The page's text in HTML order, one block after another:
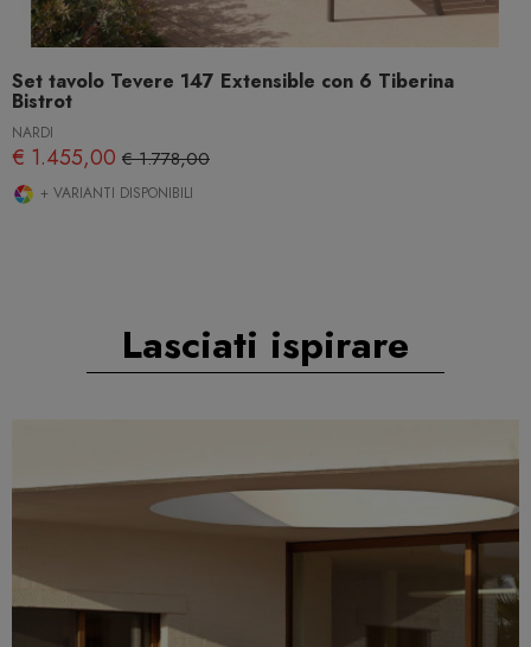
Set tavolo Tevere 147 Extensible con 6 Tiberina
Bistrot
NARDI
€ 1.455,00 € 1.778,00
+ VARIANTI DISPONIBILI
Lasciati ispirare